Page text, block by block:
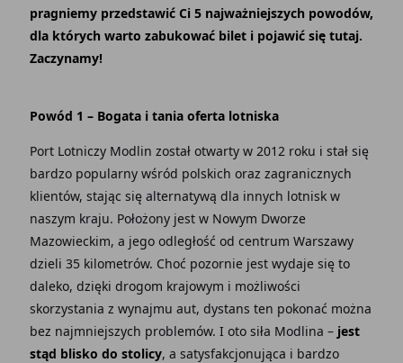
pragniemy przedstawić Ci 5 najważniejszych powodów,
dla których warto zabukować bilet i pojawić się tutaj.
Zaczynamy!
Powód 1 – Bogata i tania oferta lotniska
Port Lotniczy Modlin został otwarty w 2012 roku i stał się
bardzo popularny wśród polskich oraz zagranicznych
klientów, stając się alternatywą dla innych lotnisk w
naszym kraju. Położony jest w Nowym Dworze
Mazowieckim, a jego odległość od centrum Warszawy
dzieli 35 kilometrów. Choć pozornie jest wydaje się to
daleko, dzięki drogom krajowym i możliwości
skorzystania z wynajmu aut, dystans ten pokonać można
bez najmniejszych problemów. I oto siła Modlina – jest
stąd blisko do stolicy, a satysfakcjonująca i bardzo